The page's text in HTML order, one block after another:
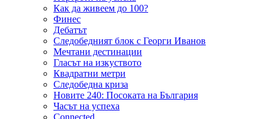
Как да живеем до 100?
Финес
Дебатът
Следобедният блок с Георги Иванов
Мечтани дестинации
Гласът на изкуството
Квадратни метри
Следобедна криза
Новите 240: Посоката на България
Часът на успеха
Connected